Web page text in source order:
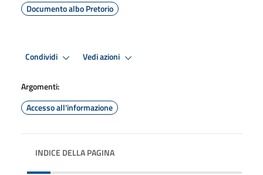
Documento albo Pretorio
Condividi Vedi azioni
Argomenti:
Accesso all'informazione
INDICE DELLA PAGINA